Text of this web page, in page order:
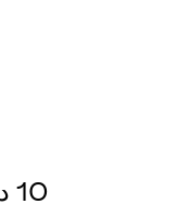
10 دقائق فقط تكفي!